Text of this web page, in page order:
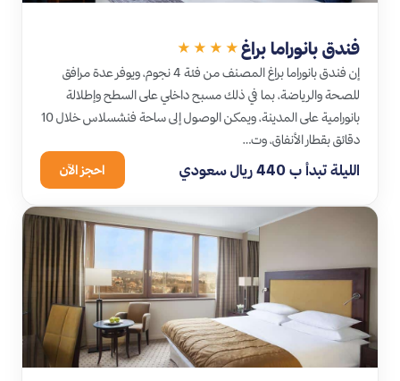
فندق بانوراما براغ ★★★★
إن فندق بانوراما براغ المصنف من فئة 4 نجوم، ويوفر عدة مرافق
للصحة والرياضة، بما في ذلك مسبح داخلي على السطح وإطلالة
بانورامية على المدينة، ويمكن الوصول إلى ساحة فنشسلاس خلال 10
دقائق بقطار الأنفاق، وت…
الليلة تبدأ ب 440 ريال سعودي احجز الآن